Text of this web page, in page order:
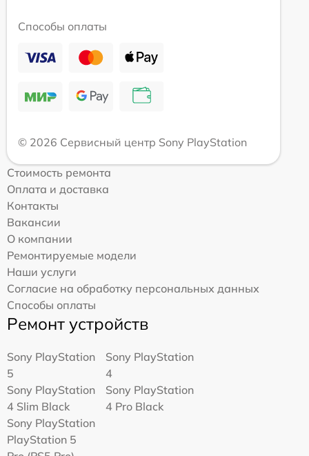
Способы оплаты
© 2026 Сервисный центр Sony PlayStation
Стоимость ремонта
Оплата и доставка
Контакты
Вакансии
О компании
Ремонтируемые модели
Наши услуги
Согласие на обработку персональных данных
Способы оплаты
Ремонт устройств
Sony PlayStation
5
Sony PlayStation
4
Sony PlayStation
4 Slim Black
Sony PlayStation
4 Pro Black
Sony PlayStation
PlayStation 5